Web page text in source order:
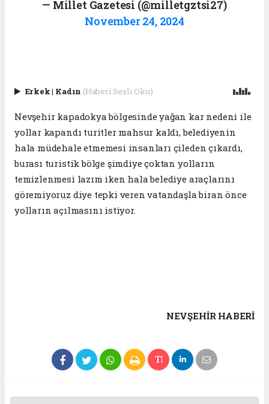
— Millet Gazetesi (@milletgztsi27)
November 24, 2024
Erkek| Kadın (Haberi Sesli Oku)
Nevşehir kapadokya bölgesinde yağan kar nedeni ile
yollar kapandı turitler mahsur kaldı, belediyenin
hala müdehale etmemesi insanları çileden çıkardı,
burası turistik bölge şimdiye çoktan yolların
temizlenmesi lazım iken hala belediye araçlarını
göremiyoruz diye tepki veren vatandaşla biran önce
yolların açılmasını istiyor.
NEVŞEHIR HABERİ